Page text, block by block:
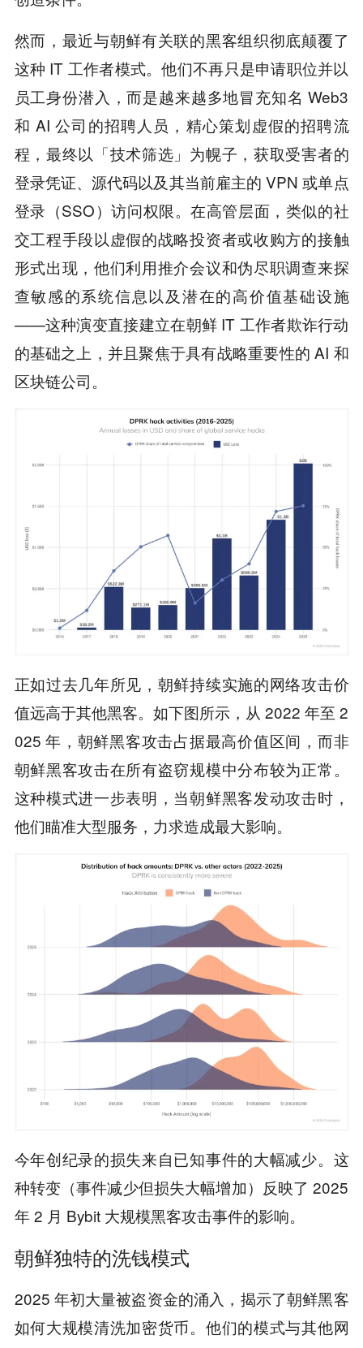
然而，最近与朝鲜有关联的黑客组织彻底颠覆了
这种 IT 工作者模式。他们不再只是申请职位并以
员工身份潜入，而是越来越多地冒充知名 Web3
和 AI 公司的招聘人员，精心策划虚假的招聘流
程，最终以「技术筛选」为幌子，获取受害者的
登录凭证、源代码以及其当前雇主的 VPN 或单点
登录（SSO）访问权限。在高管层面，类似的社
交工程手段以虚假的战略投资者或收购方的接触
形式出现，他们利用推介会议和伪尽职调查来探
查敏感的系统信息以及潜在的高价值基础设施
——这种演变直接建立在朝鲜 IT 工作者欺诈行动
的基础之上，并且聚焦于具有战略重要性的 AI 和
区块链公司。
正如过去几年所见，朝鲜持续实施的网络攻击价
值远高于其他黑客。如下图所示，从 2022 年至 2
025 年，朝鲜黑客攻击占据最高价值区间，而非
朝鲜黑客攻击在所有盗窃规模中分布较为正常。
这种模式进一步表明，当朝鲜黑客发动攻击时，
他们瞄准大型服务，力求造成最大影响。
今年创纪录的损失来自已知事件的大幅减少。这
种转变（事件减少但损失大幅增加）反映了 2025
年 2 月 Bybit 大规模黑客攻击事件的影响。
朝鲜独特的洗钱模式
2025 年初大量被盗资金的涌入，揭示了朝鲜黑客
如何大规模清洗加密货币。他们的模式与其他网